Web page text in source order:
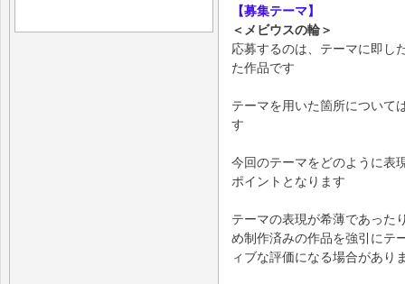
【募集テーマ】
＜メビウスの輪＞
応募するのは、テーマに即し
た作品です
テーマを用いた箇所について
す
今回のテーマをどのように表
ポイントとなります
テーマの表現が希薄であった
め制作済みの作品を強引にテ
ィブな評価になる場合があり